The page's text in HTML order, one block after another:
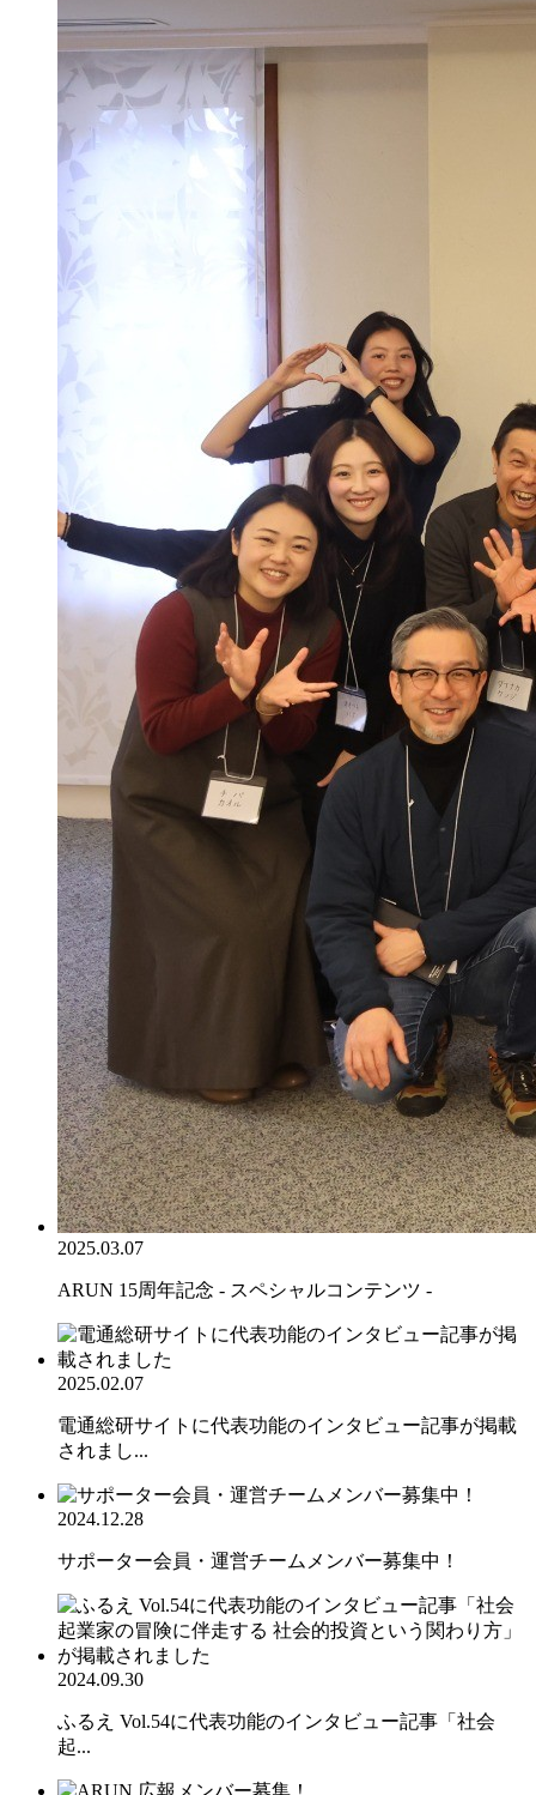
2025.03.07
ARUN 15周年記念 - スペシャルコンテンツ -
2025.02.07
電通総研サイトに代表功能のインタビュー記事が掲載
されまし...
2024.12.28
サポーター会員・運営チームメンバー募集中！
2024.09.30
ふるえ Vol.54に代表功能のインタビュー記事「社会
起...